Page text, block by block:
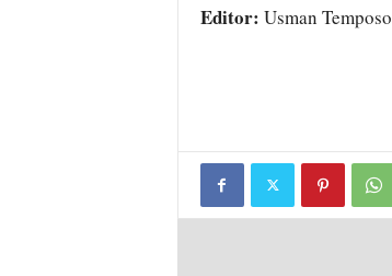
Editor: Usman Temposo